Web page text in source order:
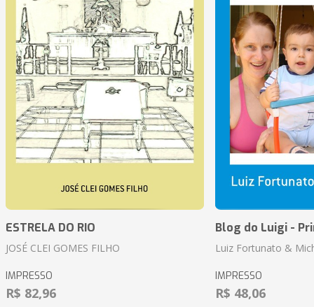
ESTRELA DO RIO
JOSÉ CLEI GOMES FILHO
IMPRESSO
R$ 82,96
Blog do Luigi -
Luiz Fortunato &
IMPRESSO
R$ 48,06